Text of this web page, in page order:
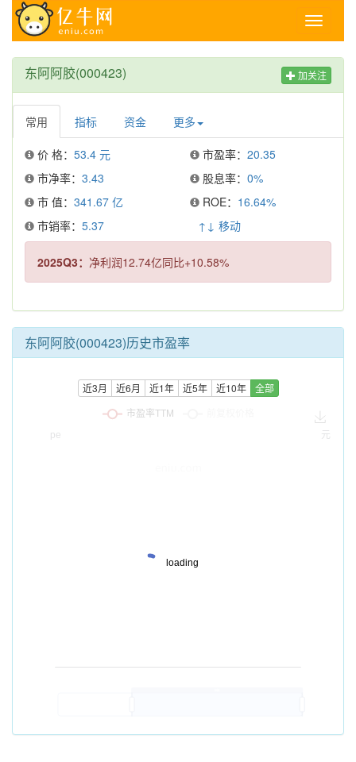
Toggle
东阿阿胶(000423) 加关注
常用 指标 资金 更多
价 格： 53.4 元 市盈率： 20.35
市净率： 3.43 股息率： 0%
市 值： 341.67 亿 ROE： 16.64%
市销率： 5.37 ↑↓ 移动
2025Q3： 净利润12.74亿同比+10.58%
东阿阿胶(000423)历史市盈率
近3月 近6月 近1年 近5年 近10年 全部